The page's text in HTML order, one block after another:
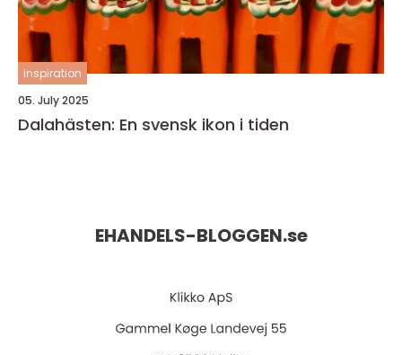
inspiration
05. July 2025
Dalahästen: En svensk ikon i tiden
EHANDELS-BLOGGEN.se